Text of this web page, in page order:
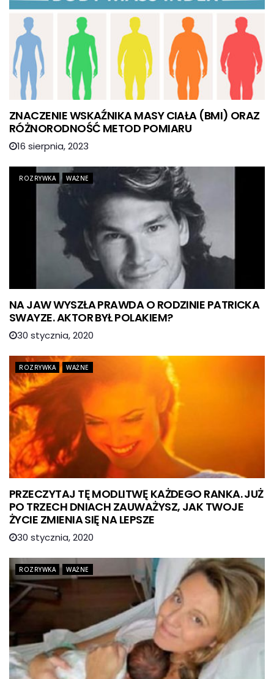
ZNACZENIE WSKAŹNIKA MASY CIAŁA (BMI) ORAZ
RÓŻNORODNOŚĆ METOD POMIARU
16 sierpnia, 2023
ROZRYWKA WAŻNE
NA JAW WYSZŁA PRAWDA O RODZINIE PATRICKA
SWAYZE. AKTOR BYŁ POLAKIEM?
30 stycznia, 2020
ROZRYWKA WAŻNE
PRZECZYTAJ TĘ MODLITWĘ KAŻDEGO RANKA. JUŻ
PO TRZECH DNIACH ZAUWAŻYSZ, JAK TWOJE
ŻYCIE ZMIENIA SIĘ NA LEPSZE
30 stycznia, 2020
ROZRYWKA WAŻNE